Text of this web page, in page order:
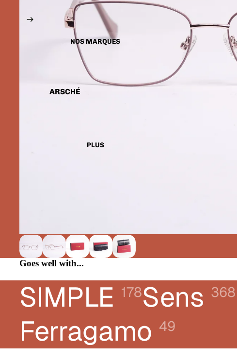
LUNETTES OPTIQUES FEMME
LUNETTES OPTIQUES
ENFANTSNOS MARQUES
ARSCHÉ
FRED
GUCCI
KARL LAGERFELD JEANS
LANVIN
LONGCHAMP
MONTBLANC
PLUS
Goes well with...
SIMPLE 178Sens 368
Ferragamo 49